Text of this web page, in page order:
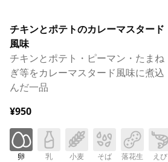
チキンとポテトのカレーマスタード
風味
チキンとポテト・ピーマン・たまね
ぎ等をカレーマスタード風味に煮込
んだ一品
¥950
卵 乳 小麦 そば 落花生 えび